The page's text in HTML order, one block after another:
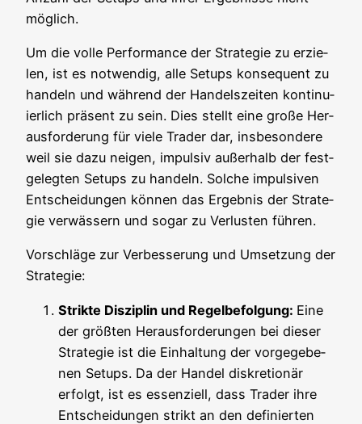
möglich.
Um die vol­le Per­for­mance der Stra­te­gie zu erzie­
len, ist es not­wen­dig, alle Set­ups kon­se­quent zu
han­deln und wäh­rend der Han­dels­zei­ten kon­ti­nu­
ier­lich prä­sent zu sein. Dies stellt eine gro­ße Her­
aus­for­de­rung für vie­le Trader dar, ins­be­son­de­re
weil sie dazu nei­gen, impul­siv außer­halb der fest­
ge­leg­ten Set­ups zu han­deln. Sol­che impul­si­ven
Ent­schei­dun­gen kön­nen das Ergeb­nis der Stra­te­
gie ver­wäs­sern und sogar zu Ver­lus­ten führen.
Vor­schlä­ge zur Ver­bes­se­rung und Umset­zung der
Strategie:
Strik­te Dis­zi­plin und Regel­be­fol­gung: Eine
der größ­ten Her­aus­for­de­run­gen bei die­ser
Stra­te­gie ist die Ein­hal­tung der vor­ge­ge­be­
nen Set­ups. Da der Han­del dis­kre­tio­när
erfolgt, ist es essen­zi­ell, dass Trader ihre
Ent­schei­dun­gen strikt an den defi­nier­ten